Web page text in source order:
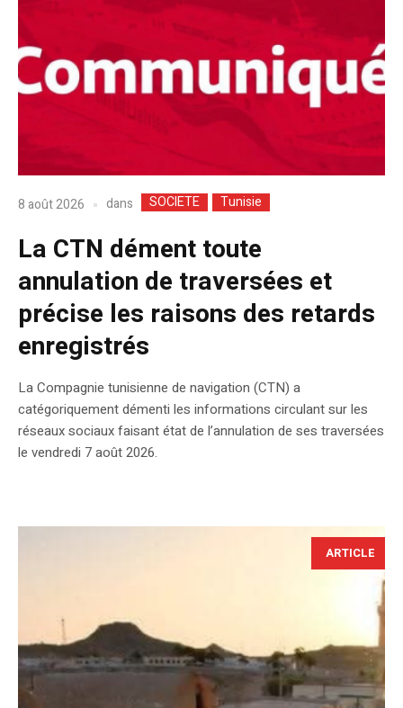
8 août 2026 dans SOCIETE Tunisie
La CTN dément toute
annulation de traversées et
précise les raisons des retards
enregistrés
La Compagnie tunisienne de navigation (CTN) a
catégoriquement démenti les informations circulant sur les
réseaux sociaux faisant état de l’annulation de ses traversées
le vendredi 7 août 2026.
ARTICLE